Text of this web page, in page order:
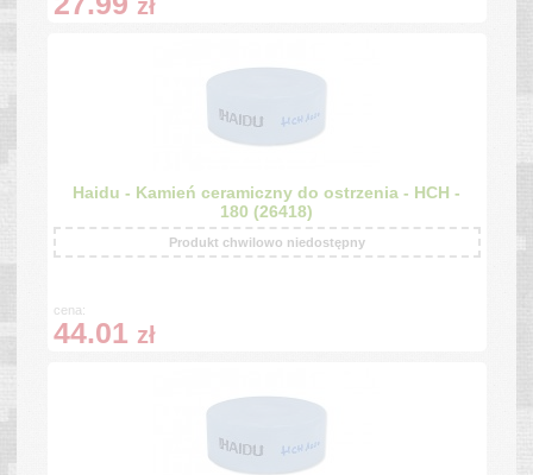
zł
Haidu - Kamień ceramiczny do ostrzenia - HCH -
180 (26418)
Produkt chwilowo niedostępny
cena:
44.01 zł